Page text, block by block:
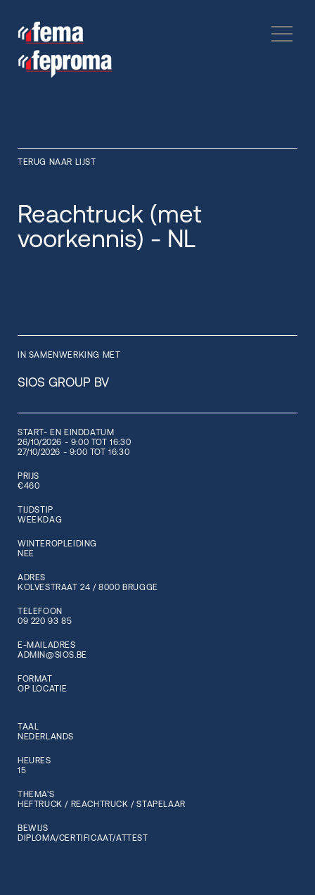
TERUG NAAR LIJST
Reachtruck (met
voorkennis) - NL
IN SAMENWERKING MET
SIOS GROUP BV
START- EN EINDDATUM
26/10/2026 - 9:00 TOT 16:30
27/10/2026 - 9:00 TOT 16:30
PRIJS
€460
TIJDSTIP
WEEKDAG
WINTEROPLEIDING
NEE
ADRES
KOLVESTRAAT 24 / 8000 BRUGGE
TELEFOON
09 220 93 85
E-MAILADRES
ADMIN@SIOS.BE
FORMAT
OP LOCATIE
TAAL
NEDERLANDS
HEURES
15
THEMA'S
HEFTRUCK / REACHTRUCK / STAPELAAR
BEWIJS
DIPLOMA/CERTIFICAAT/ATTEST